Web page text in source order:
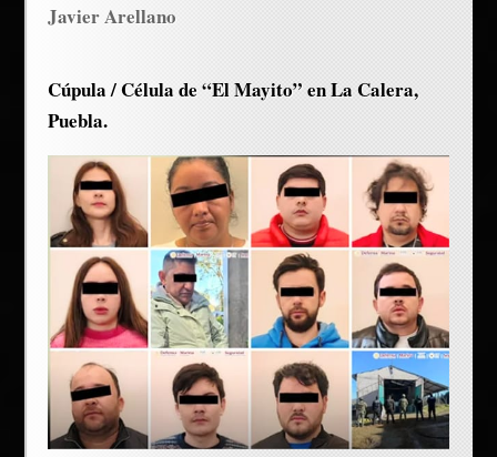
Javier Arellano
Cúpula / Célula de “El Mayito” en La Calera,
Puebla.